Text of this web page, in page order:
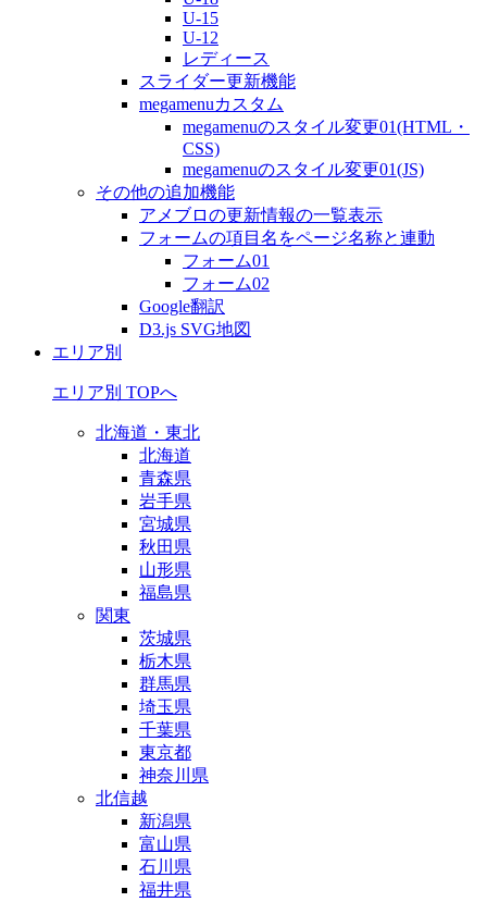
U-15
U-12
レディース
スライダー更新機能
megamenuカスタム
megamenuのスタイル変更01(HTML・
CSS)
megamenuのスタイル変更01(JS)
その他の追加機能
アメブロの更新情報の一覧表示
フォームの項目名をページ名称と連動
フォーム01
フォーム02
Google翻訳
D3.js SVG地図
エリア別
エリア別 TOPへ
北海道・東北
北海道
青森県
岩手県
宮城県
秋田県
山形県
福島県
関東
茨城県
栃木県
群馬県
埼玉県
千葉県
東京都
神奈川県
北信越
新潟県
富山県
石川県
福井県